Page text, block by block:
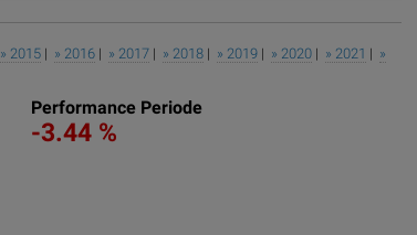
» 2015 | » 2016 | » 2017 | » 2018 | » 2019 | » 2020 | » 2021 | »
Performance Periode
-3.44 %